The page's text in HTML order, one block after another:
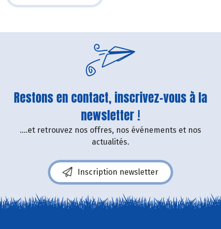
Restons en contact, inscrivez-vous à la
newsletter !
....et retrouvez nos offres, nos événements et nos
actualités.
Inscription newsletter